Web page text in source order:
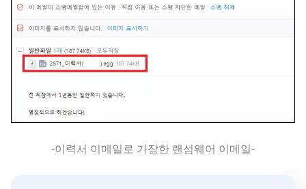
-이력서 이메일로 가장한 랜섬웨어 이메일-